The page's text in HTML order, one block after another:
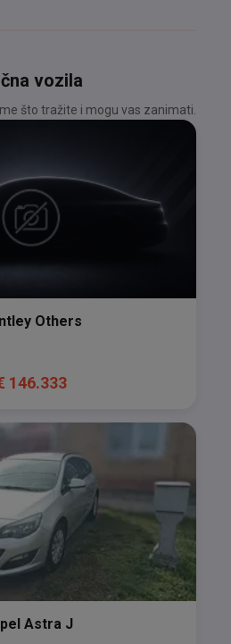
vozila
što tražite i mogu vas zanimati.
Others
146.333
Astra J